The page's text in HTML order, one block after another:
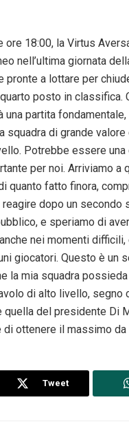
ore 18:00, la Virtus
nell’ultima giornata
pronte a lottare per
posto in
una partita
squadra di grande
Potrebbe essere
per noi. Arriviamo
quanto fatto finora,
dopo un secondo
e speriamo di
nei momenti
giocatori. Questo è un
la mia squadra
di alto livello,
del presidente Di
ottenere il massimo da
Tweet